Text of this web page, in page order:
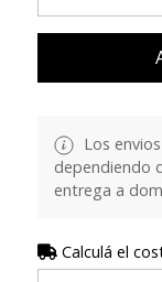
Los
dependiendo
entrega a
Calculá el